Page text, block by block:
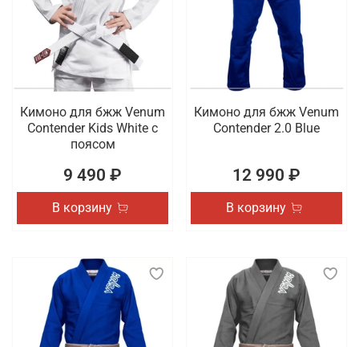
Кимоно для бжж Venum
Contender Kids White с
поясом
9 490 ₽
В корзину
Кимоно для бжж Venum
Contender 2.0 Blue
12 990 ₽
В корзину